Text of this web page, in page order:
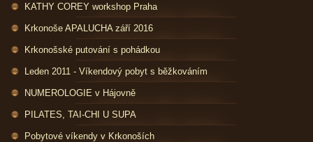
KATHY COREY workshop Praha
Krkonoše APALUCHA září 2016
Krkonošské putování s pohádkou
Leden 2011 - Víkendový pobyt s běžkováním
NUMEROLOGIE v Hájovně
PILATES, TAI-CHI U SUPA
Pobytové víkendy v Krkonoších